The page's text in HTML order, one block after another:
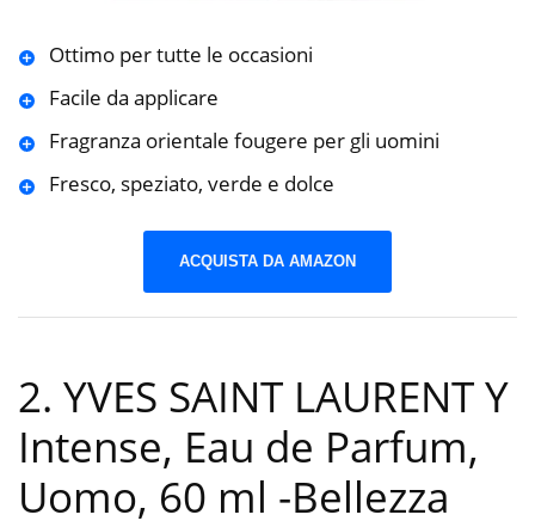
Ottimo per tutte le occasioni
Facile da applicare
Fragranza orientale fougere per gli uomini
Fresco, speziato, verde e dolce
ACQUISTA DA AMAZON
2. YVES SAINT LAURENT Y
Intense, Eau de Parfum,
Uomo, 60 ml -Bellezza